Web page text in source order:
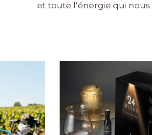
et toute l’énergie qui